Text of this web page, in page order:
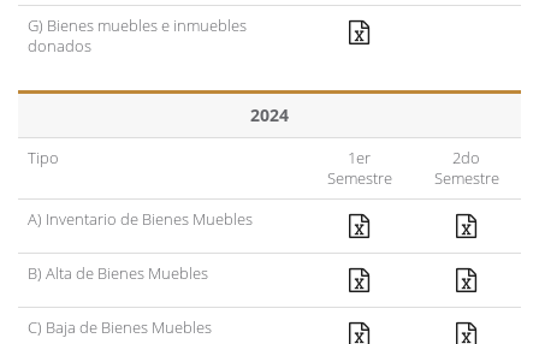
G) Bienes muebles e inmuebles
donados
2024
Tipo
1er
Semestre
2do
Semestre
A) Inventario de Bienes Muebles
B) Alta de Bienes Muebles
C) Baja de Bienes Muebles